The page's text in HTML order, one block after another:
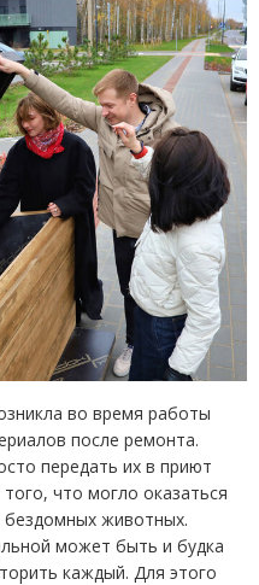
во время работы
после ремонта.
передать их в приют
что могло оказаться
бездомных животных.
может быть и будка
каждый. Для этого